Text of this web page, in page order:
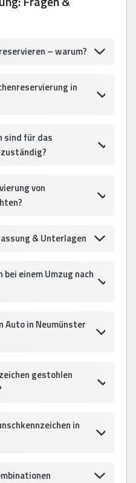
– warum?
in
sind für das
von
& Unterlagen
bei einem Umzug nach
Auto in Neumünster
gestohlen
in